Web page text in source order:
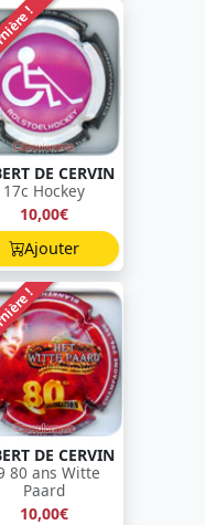
!
DE CERVIN
17c Hockey
10,00€
Ajouter
!
DE CERVIN
80 ans Witte
Paard
10,00€